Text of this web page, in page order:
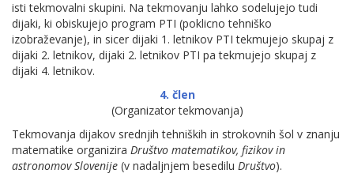
isti tekmovalni skupini. Na tekmovanju lahko sodelujejo tudi
dijaki, ki obiskujejo program PTI (poklicno tehniško
izobraževanje), in sicer dijaki 1. letnikov PTI tekmujejo skupaj z
dijaki 2. letnikov, dijaki 2. letnikov PTI pa tekmujejo skupaj z
dijaki 4. letnikov.
4. člen
(Organizator tekmovanja)
Tekmovanja dijakov srednjih tehniških in strokovnih šol v znanju
matematike organizira Društvo matematikov, fizikov in
astronomov Slovenije (v nadaljnjem besedilu Društvo).